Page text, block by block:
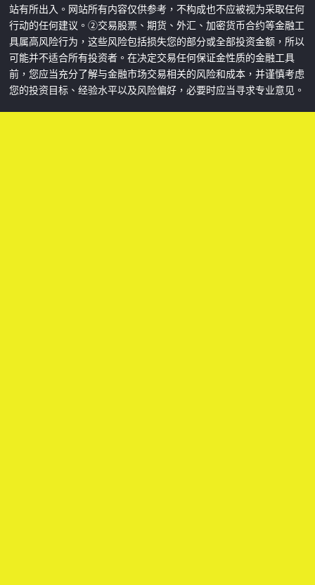
站有所出入。网站所有内容仅供参考，不构成也不应被视为采取任何
行动的任何建议。②交易股票、期货、外汇、加密货币合约等金融工
具属高风险行为，这些风险包括损失您的部分或全部投资金额，所以
可能并不适合所有投资者。在决定交易任何保证金性质的金融工具
前，您应当充分了解与金融市场交易相关的风险和成本，并谨慎考虑
您的投资目标、经验水平以及风险偏好，必要时应当寻求专业意见。